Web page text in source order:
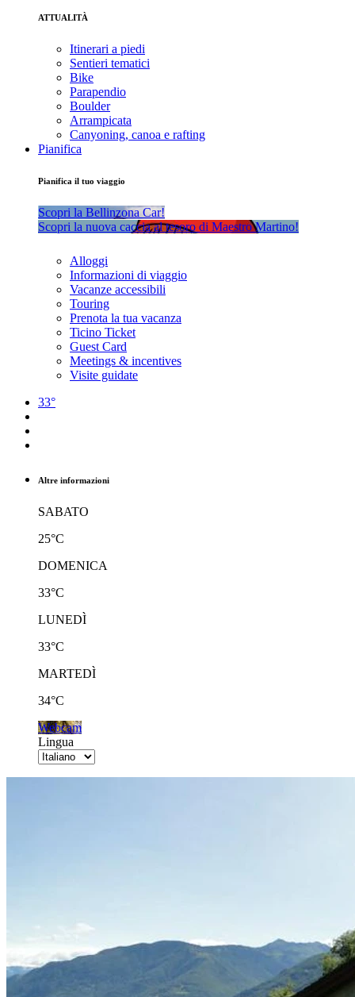
ATTUALITÀ
Itinerari a piedi
Sentieri tematici
Bike
Parapendio
Boulder
Arrampicata
Canyoning, canoa e rafting
Pianifica
Pianifica il tuo viaggio
Scopri la Bellinzona Car!
Scopri la nuova caccia al tesoro di Maestro Martino!
Alloggi
Informazioni di viaggio
Vacanze accessibili
Touring
Prenota la tua vacanza
Ticino Ticket
Guest Card
Meetings & incentives
Visite guidate
33°
Altre informazioni
SABATO
25°C
DOMENICA
33°C
LUNEDÌ
33°C
MARTEDÌ
34°C
Webcam
Lingua